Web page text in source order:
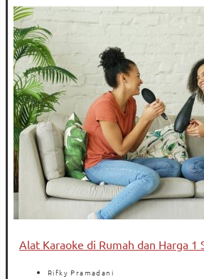
Alat Karaoke di Rumah dan Harga 1
Rifky Pramadani